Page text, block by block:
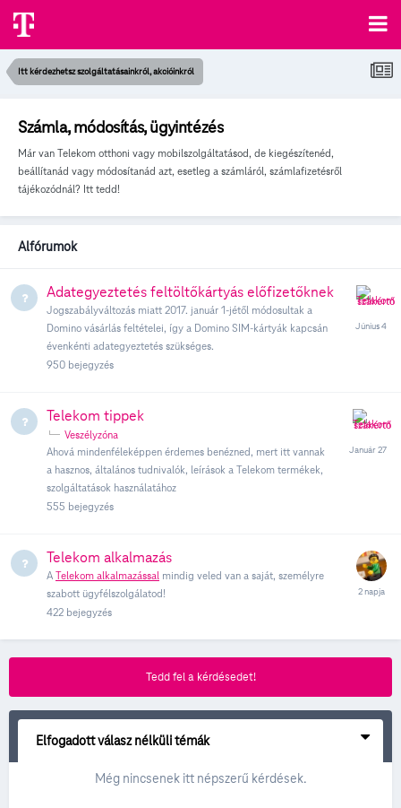
Itt kérdezhetsz szolgáltatásainkról, akcióinkról
Számla, módosítás, ügyintézés
Már van Telekom otthoni vagy mobilszolgáltatásod, de kiegészítenéd,
beállítanád vagy módosítanád azt, esetleg a számláról, számlafizetésről
tájékozódnál? Itt tedd!
Alfórumok
Adategyeztetés feltöltőkártyás előfizetőknek
Jogszabályváltozás miatt 2017. január 1-jétől módosultak a
Domino vásárlás feltételei, így a Domino SIM-kártyák kapcsán
évenkénti adategyeztetés szükséges.
950 bejegyzés
Telekom tippek
Veszélyzóna
Ahová mindenféleképpen érdemes benézned, mert itt vannak
a hasznos, általános tudnivalók, leírások a Telekom termékek,
szolgáltatások használatához
555 bejegyzés
Telekom alkalmazás
A Telekom alkalmazással mindig veled van a saját, személyre
szabott ügyfélszolgálatod!
422 bejegyzés
Tedd fel a kérdésedet!
Elfogadott válasz nélküli témák
Még nincsenek itt népszerű kérdések.